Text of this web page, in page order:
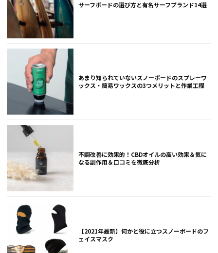
サーフボードの選び方と有名サーフブランド14選
あまり知られていないスノーボードのスプレーワ
ックス・簡易ワックスの3つメリットと作業工程
不調改善に効果的！CBDオイルの高い効果＆気に
なる副作用＆口コミを徹底分析
【2021年最新】何かと役に立つスノーボードのフ
ェイスマスク